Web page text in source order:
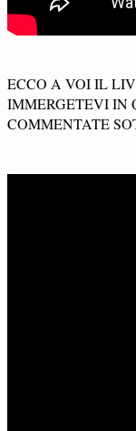
ECCO A VOI IL
IMMERGETEVI IN
COMMENTATE